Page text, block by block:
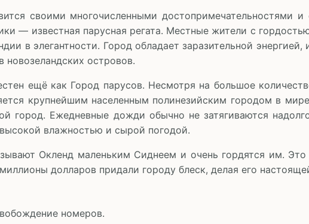
своими многочисленными достопримечательностями
— известная парусная регата. Местные жители с
в элегантности. Город обладает заразительной
новозеландских островов.
ещё как Город парусов. Несмотря на большое
крупнейшим населенным полинезийским городом в
город. Ежедневные дожди обычно не затягиваются
влажностью и сырой погодой.
Окленд маленьким Сиднеем и очень гордятся им.
долларов придали городу блеск, делая его
номеров.